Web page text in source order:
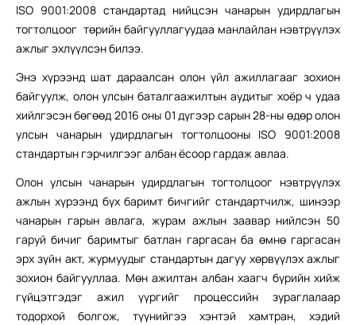
ISO 9001:2008 стандартад нийцсэн чанарын удирдлагын
тогтолцоог төрийн байгууллагуудаа манлайлан нэвтрүүлэх
ажлыг эхлүүлсэн билээ.
Энэ хүрээнд шат дараалсан олон үйл ажиллагааг зохион
байгуулж, олон улсын баталгаажилтын аудитыг хоёр ч удаа
хийлгэсэн бөгөөд 2016 оны 01 дүгээр сарын 28-ны өдөр олон
улсын чанарын удирдлагын тогтолцооны ISO 9001:2008
стандартын гэрчилгээг албан ёсоор гардаж авлаа.
Олон улсын чанарын удирдлагын тогтолцоог нэвтрүүлэх
ажлын хүрээнд бүх баримт бичгийг стандартчилж, шинээр
чанарын гарын авлага, журам ажлын заавар нийлсэн 50
гаруй бичиг баримтыг батлан гаргасан ба өмнө гаргасан
эрх зүйн акт, журмуудыг стандартын дагуу хөрвүүлэх ажлыг
зохион байгууллаа. Мөн ажилтан албан хаагч бүрийн хийж
гүйцэтгэдэг ажил үүргийг процессийн зураглалаар
тодорхой болгож, түүнийгээ хэнтэй хамтран, хэдий